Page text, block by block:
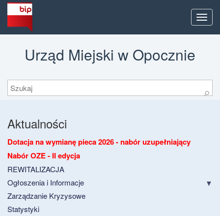
Menu
Urząd Miejski w Opocznie
Szukaj
⚲
Aktualności
Dotacja na wymianę pieca 2026 - nabór uzupełniający
Nabór OZE - II edycja
REWITALIZACJA
Ogłoszenia i Informacje
Zarządzanie Kryzysowe
Statystyki